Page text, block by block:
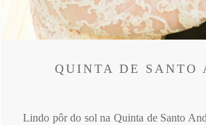
QUINTA DE SANTO
Lindo pôr do sol na Quinta de Santo